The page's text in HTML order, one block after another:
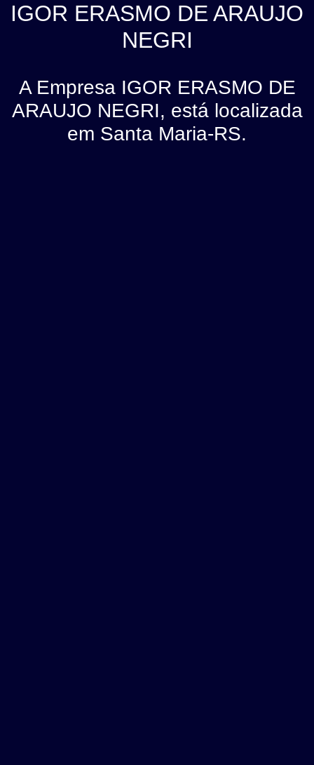
IGOR ERASMO DE ARAUJO
NEGRI
A Empresa IGOR ERASMO DE
ARAUJO NEGRI, está localizada
em Santa Maria-RS.